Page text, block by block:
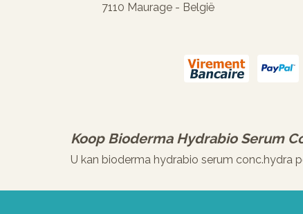
7110 Maurage - België
Koop Bioderma Hydrabio Serum
U kan bioderma hydrabio serum conc.hydra